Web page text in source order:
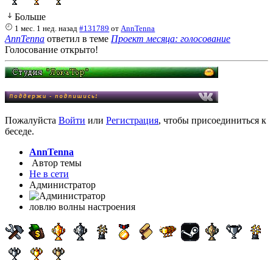
Больше
1 мес. 1 нед. назад #131789 от AnnTenna
AnnTenna ответил в теме Проект месяца: голосование
Голосование открыто!
Пожалуйста Войти или Регистрация, чтобы присоединиться к
беседе.
AnnTenna
Автор темы
Не в сети
Администратор
ловлю волны настроения